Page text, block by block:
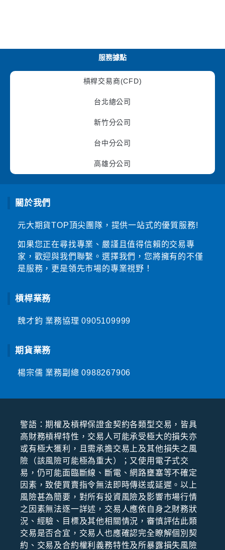
服務據點
槓桿交易商(CFD)
台北總公司
新竹分公司
台中分公司
高雄分公司
關於我們
元大期貨TOP頂尖團隊，提供一站式的優質服務!
如果您正在尋找專業、嚴謹且值得信賴的交易專
家，歡迎與我們聯繫。選擇我們，您將擁有的不僅
是服務，更是領先市場的專業視野！
槓桿業務
魏才鈞 業務協理0905109999
期貨業務
楊宗儒 業務副總0988267906
警語：期權及槓桿保證⾦契約各類型交易，皆具
⾼財務槓桿特性，交易⼈可能承受極⼤的損失亦
或有極⼤獲利，且需承擔交易上及其他損失之風
險（該風險可能極為重⼤）；⼜使⽤電⼦式交
易，仍可能⾯臨斷線、斷電、網路壅塞等不確定
因素，致使買賣指令無法即時傳送或延遲。以上
風險甚為簡要，對所有投資風險及影響市場⾏情
之因素無法逐⼀詳述，交易⼈應依⾃⾝之財務狀
況、經驗、⽬標及其他相關情況，審慎評估此類
交易是否合宜，交易⼈也應確認完全瞭解個別契
約、交易及合約權利義務特性及所暴露損失風險